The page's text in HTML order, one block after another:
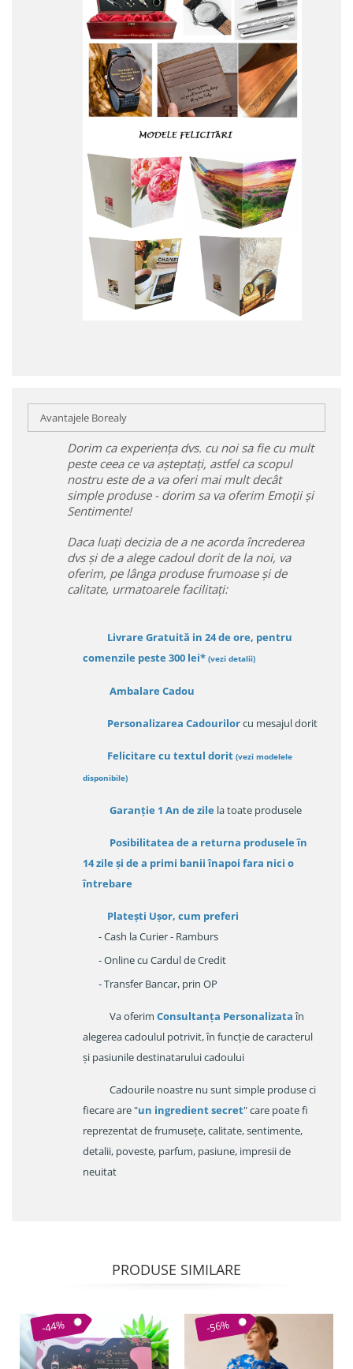
Avantajele Borealy
Dorim ca experiența dvs. cu noi sa fie cu mult
peste ceea ce va așteptați, astfel ca scopul
nostru este de a va oferi mai mult decât
simple produse - dorim sa va oferim Emoții și
Sentimente!
Daca luați decizia de a ne acorda încrederea
dvs și de a alege cadoul dorit de la noi, va
oferim, pe lânga produse frumoase și de
calitate, urmatoarele facilitați:
Livrare Gratuită in 24 de ore, pentru
comenzile peste 300 lei* (vezi detalii)
Ambalare Cadou
Personalizarea Cadourilorcu mesajul dorit
Felicitare cu textul dorit (vezi modelele
disponibile)
Garanție 1 An de zile la toate produsele
Posibilitatea de a returna produsele în
14 zileși de a primi banii înapoi fara nici o
întrebare
Platești Ușor, cum preferi
- Cash la Curier - Ramburs
- Online cu Cardul de Credit
- Transfer Bancar, prin OP
Va oferim Consultanța Personalizataîn
alegerea cadoulul potrivit, în funcție de caracterul
și pasiunile destinatarului cadoului
Cadourile noastre nu sunt simple produse ci
fiecare are "un ingredient secret" care poate fi
reprezentat de frumusețe, calitate, sentimente,
detalii, poveste, parfum, pasiune, impresii de
neuitat
PRODUSE SIMILARE
-44% -56%